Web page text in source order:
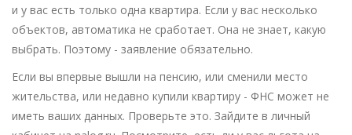
и у вас есть только одна квартира. Если у вас несколько
объектов, автоматика не сработает. Она не знает, какую
выбрать. Поэтому - заявление обязательно.
Если вы впервые вышли на пенсию, или сменили место
жительства, или недавно купили квартиру - ФНС может не
иметь ваших данных. Проверьте это. Зайдите в личный